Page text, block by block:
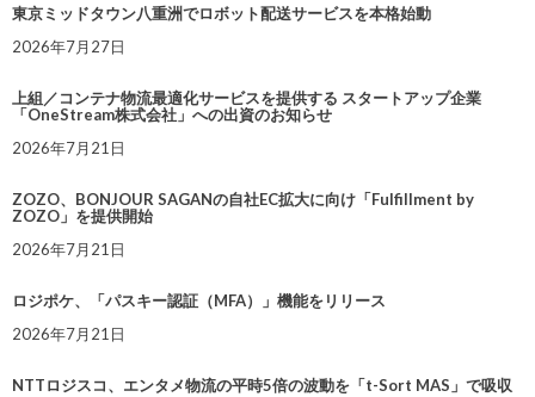
東京ミッドタウン八重洲でロボット配送サービスを本格始動
2026年7月27日
上組／コンテナ物流最適化サービスを提供する スタートアップ企業
「OneStream株式会社」への出資のお知らせ
2026年7月21日
ZOZO、BONJOUR SAGANの自社EC拡大に向け「Fulfillment by
ZOZO」を提供開始
2026年7月21日
ロジポケ、「パスキー認証（MFA）」機能をリリース
2026年7月21日
NTTロジスコ、エンタメ物流の平時5倍の波動を「t-Sort MAS」で吸収